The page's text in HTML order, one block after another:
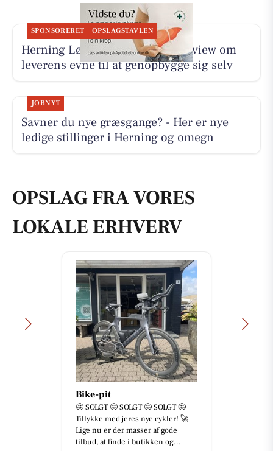
SPONSORERET OPSLAGSTAVLEN
Herning Løve Apotek deler interview om
leverens evne til at genopbygge sig selv
JOBNYT
Savner du nye græsgange? - Her er nye
ledige stillinger i Herning og omegn
OPSLAG FRA VORES
LOKALE ERHVERV